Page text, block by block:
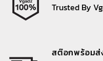
Trusted By
สต๊อกพร้อมส่